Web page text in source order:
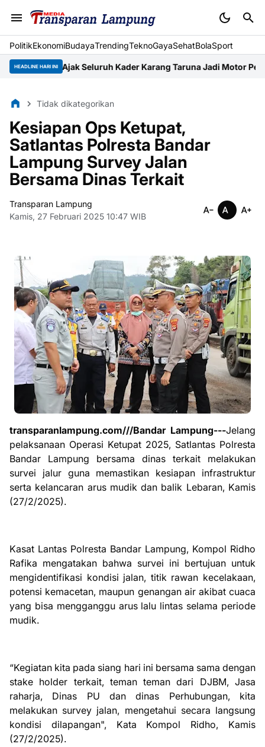
PolitikEkonomiBudayaTrendingTeknoGayaSehatBolaSport
HEADLINE HARI INI
Ajak Seluruh Kader Karang Taruna Jadi Motor Pengerak
Tidak dikategorikan
Kesiapan Ops Ketupat,
Satlantas Polresta Bandar
Lampung Survey Jalan
Bersama Dinas Terkait
Transparan Lampung
Kamis, 27 Februari 2025 10:47 WIB
transparanlampung.com///Bandar Lampung---Jelang
pelaksanaan Operasi Ketupat 2025, Satlantas Polresta
Bandar Lampung bersama dinas terkait melakukan
survei jalur guna memastikan kesiapan infrastruktur
serta kelancaran arus mudik dan balik Lebaran, Kamis
(27/2/2025).
Kasat Lantas Polresta Bandar Lampung, Kompol Ridho
Rafika mengatakan bahwa survei ini bertujuan untuk
mengidentifikasi kondisi jalan, titik rawan kecelakaan,
potensi kemacetan, maupun genangan air akibat cuaca
yang bisa mengganggu arus lalu lintas selama periode
mudik.
“Kegiatan kita pada siang hari ini bersama sama dengan
stake holder terkait, teman teman dari DJBM, Jasa
raharja, Dinas PU dan dinas Perhubungan, kita
melakukan survey jalan, mengetahui secara langsung
kondisi dilapangan", Kata Kompol Ridho, Kamis
(27/2/2025).